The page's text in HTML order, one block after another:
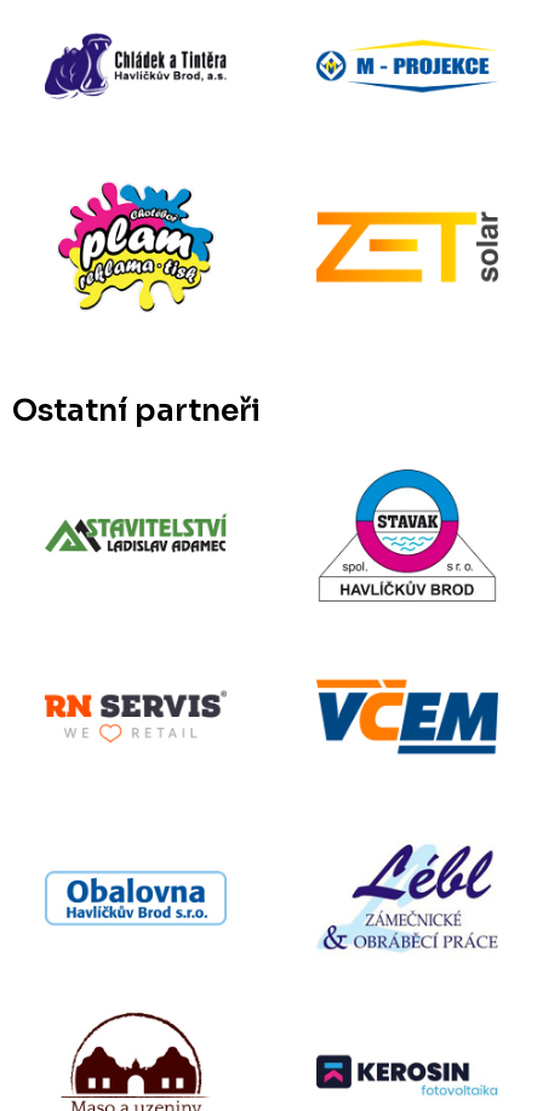
Ostatní partneři